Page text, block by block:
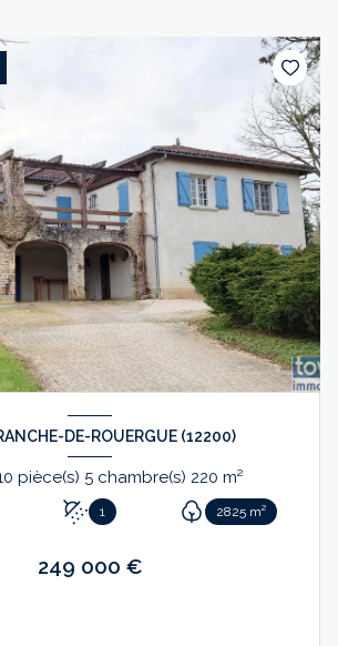
DE-ROUERGUE (12200)
Maison 10 pièce(s) 5 chambre(s) 220 m²
1 2825 m²
249 000 €